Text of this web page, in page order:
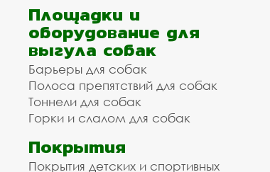
Площадки и
оборудование для
выгула собак
Барьеры для собак
Полоса препятствий для собак
Тоннели для собак
Горки и слалом для собак
Покрытия
Покрытия детских и спортивных